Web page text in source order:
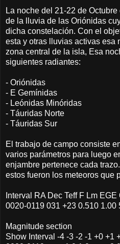
La noche del 21-22 de
de la lluvia de las Oriónidas
dicha constelación. Con el
esta y otras lluvias activas esa
zona central de la isla, Esa
siguientes radiantes:
- Oriónidas
- E Gemínidas
- Leónidas Minóridas
- Táuridas Norte
- Táuridas Sur
El trabajo de campo consiste
varios parámetros para luego
enjambre pertenece cada
estos fueron los meteoros que
Interval RA Dec Teff F Lm
0020-0119 031 +23 0.510 1.00
Magnitude section
Show Interval -4 -3 -2 -1 +0 +1